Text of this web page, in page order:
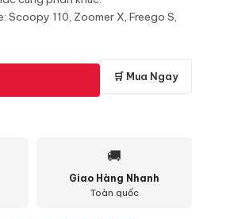
110, Zoomer X, Freego S,
🛒 Mua Ngay
🚚
Giao Hàng Nhanh
Toàn quốc